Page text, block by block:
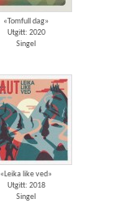
«Tomfull dag»
Utgitt: 2020
Singel
«Leika like ved»
Utgitt: 2018
Singel